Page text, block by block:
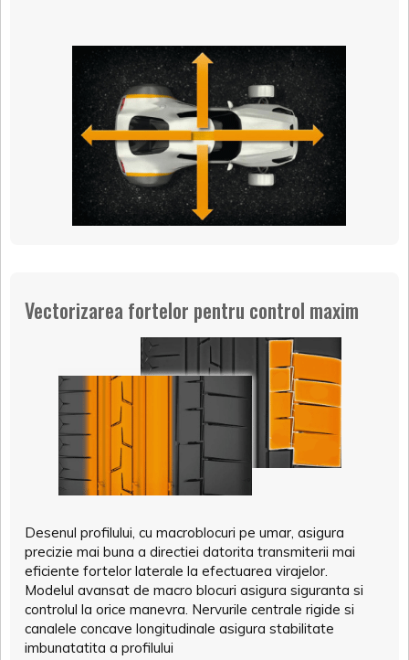
Vectorizarea fortelor pentru control maxim
Desenul profilului, cu macroblocuri pe umar, asigura
precizie mai buna a directiei datorita transmiterii mai
eficiente fortelor laterale la efectuarea virajelor.
Modelul avansat de macro blocuri asigura siguranta si
controlul la orice manevra. Nervurile centrale rigide si
canalele concave longitudinale asigura stabilitate
imbunatatita a profilului